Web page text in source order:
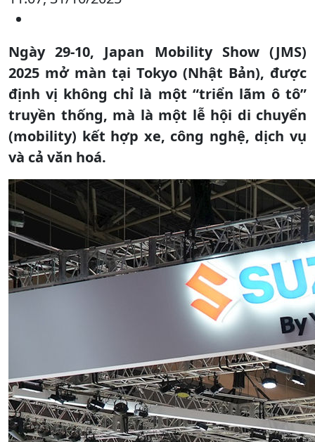
Ngày 29-10, Japan Mobility Show (JMS)
2025 mở màn tại Tokyo (Nhật Bản), được
định vị không chỉ là một “triển lãm ô tô”
truyền thống, mà là một lễ hội di chuyển
(mobility) kết hợp xe, công nghệ, dịch vụ
và cả văn hoá.